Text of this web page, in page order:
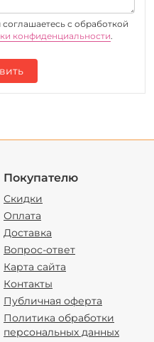
c обработкой
конфиденциальности.
Покупателю
Скидки
Оплата
Доставка
Вопрос-ответ
Карта сайта
Контакты
Публичная оферта
Политика обработки
персональных данных